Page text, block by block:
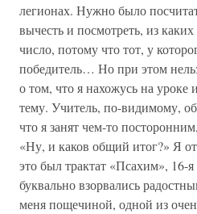
легионах. Нужно было
вычесть и посмотреть, из
число, потому что тот, у
победитель… Но при этом
о том, что я нахожусь на
тему. Учитель, по-видимому,
что я занят чем-то
«Ну, и каков общий итог?» Я
это был трактат «Псахим», 16-
буквально взорвались
меня пощечиной, одной из